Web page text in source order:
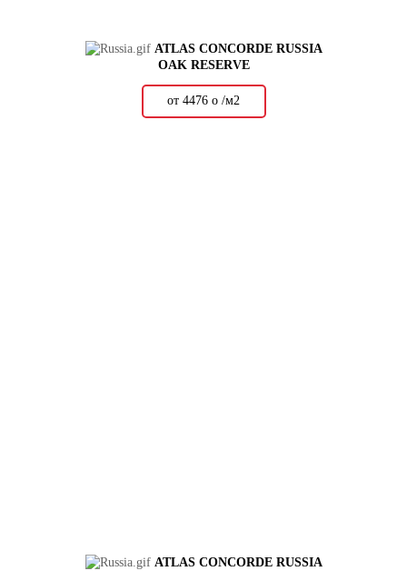
ATLAS CONCORDE RUSSIA
OAK RESERVE
от 4476 о /м2
ATLAS CONCORDE RUSSIA